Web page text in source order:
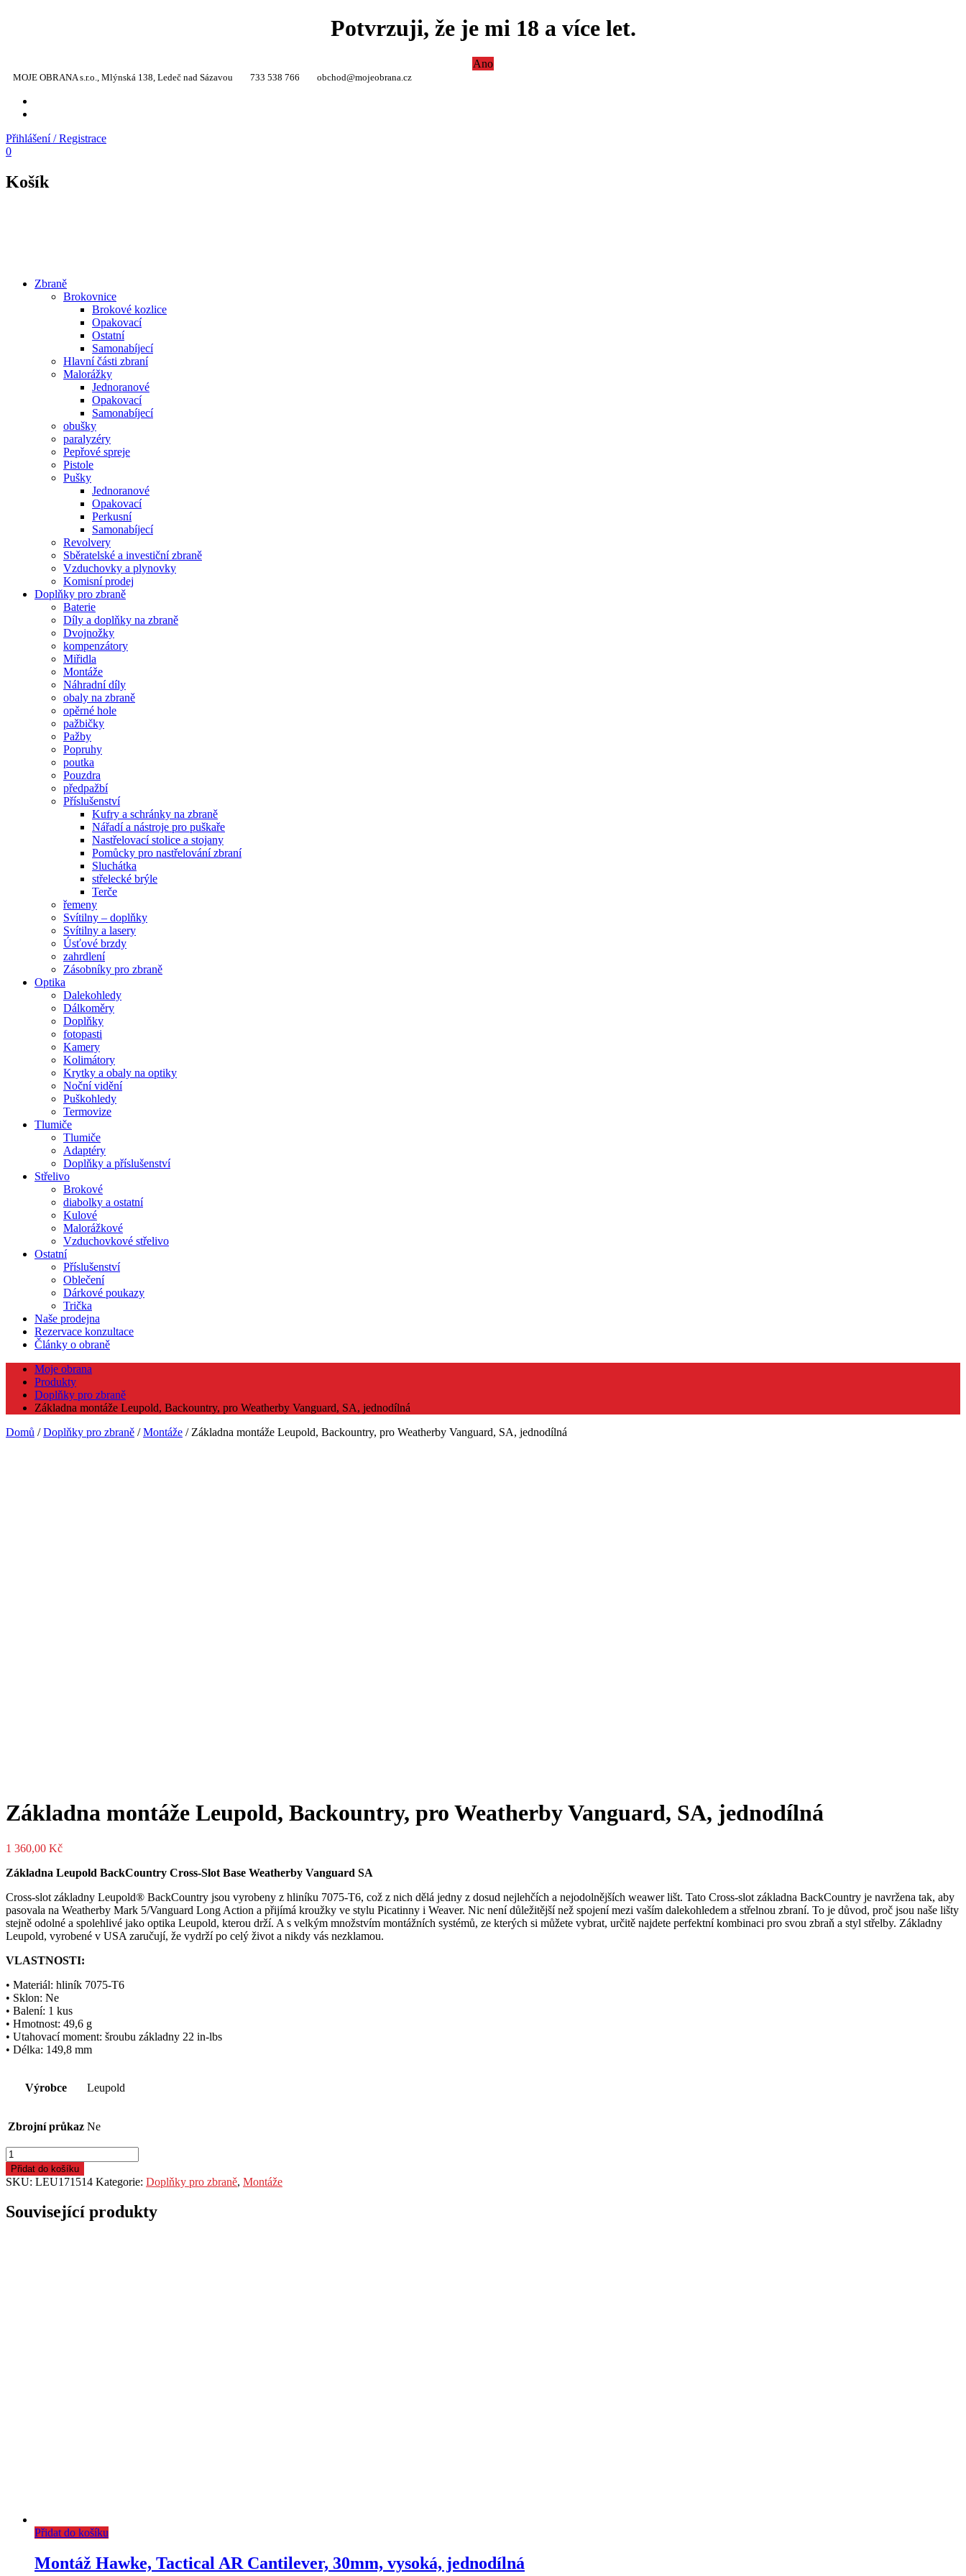
Potvrzuji, že je mi 18 a více let.
Ano
MOJE OBRANA s.r.o., Mlýnská 138, Ledeč nad Sázavou 733 538 766 obchod@mojeobrana.cz
Přihlášení / Registrace
0
Košík
Zbraně
Brokovnice
Brokové kozlice
Opakovací
Ostatní
Samonabíjecí
Hlavní části zbraní
Malorážky
Jednoranové
Opakovací
Samonabíjecí
obušky
paralyzéry
Pepřové spreje
Pistole
Pušky
Jednoranové
Opakovací
Perkusní
Samonabíjecí
Revolvery
Sběratelské a investiční zbraně
Vzduchovky a plynovky
Komisní prodej
Doplňky pro zbraně
Baterie
Díly a doplňky na zbraně
Dvojnožky
kompenzátory
Miřidla
Montáže
Náhradní díly
obaly na zbraně
opěrné hole
pažbičky
Pažby
Popruhy
poutka
Pouzdra
předpažbí
Příslušenství
Kufry a schránky na zbraně
Nářadí a nástroje pro puškaře
Nastřelovací stolice a stojany
Pomůcky pro nastřelování zbraní
Sluchátka
střelecké brýle
Terče
řemeny
Svítilny – doplňky
Svítilny a lasery
Úsťové brzdy
zahrdlení
Zásobníky pro zbraně
Optika
Dalekohledy
Dálkoměry
Doplňky
fotopasti
Kamery
Kolimátory
Krytky a obaly na optiky
Noční vidění
Puškohledy
Termovize
Tlumiče
Tlumiče
Adaptéry
Doplňky a příslušenství
Střelivo
Brokové
diabolky a ostatní
Kulové
Malorážkové
Vzduchovkové střelivo
Ostatní
Příslušenství
Oblečení
Dárkové poukazy
Trička
Naše prodejna
Rezervace konzultace
Články o obraně
Moje obrana
Produkty
Doplňky pro zbraně
Základna montáže Leupold, Backountry, pro Weatherby Vanguard, SA, jednodílná
Domů /Doplňky pro zbraně /Montáže / Základna montáže Leupold, Backountry, pro Weatherby Vanguard, SA, jednodílná
Základna montáže Leupold, Backountry, pro Weatherby Vanguard, SA, jednodílná
1 360,00 Kč
Základna Leupold BackCountry Cross-Slot Base Weatherby Vanguard SA
Cross-slot základny Leupold® BackCountry jsou vyrobeny z hliníku 7075-T6, což z nich dělá jedny z dosud nejlehčích a nejodolnějších weawer lišt. Tato Cross-slot základna BackCountry je navržena tak, aby
pasovala na Weatherby Mark 5/Vanguard Long Action a přijímá kroužky ve stylu Picatinny i Weaver. Nic není důležitější než spojení mezi vaším dalekohledem a střelnou zbraní. To je důvod, proč jsou naše lišty
stejně odolné a spolehlivé jako optika Leupold, kterou drží. A s velkým množstvím montážních systémů, ze kterých si můžete vybrat, určitě najdete perfektní kombinaci pro svou zbraň a styl střelby. Základny
Leupold, vyrobené v USA zaručují, že vydrží po celý život a nikdy vás nezklamou.
VLASTNOSTI:
• Materiál: hliník 7075-T6
• Sklon: Ne
• Balení: 1 kus
• Hmotnost: 49,6 g
• Utahovací moment: šroubu základny 22 in-lbs
• Délka: 149,8 mm
Výrobce Leupold
Zbrojní průkaz Ne
Základna
montáže
Leupold,
pro
Weatherby
Přidat do košíku
SKU: LEU171514 Kategorie: Doplňky pro zbraně, Montáže
Související produkty
Přidat do košíku
Montáž Hawke, Tactical AR Cantilever, 30mm, vysoká, jednodílná